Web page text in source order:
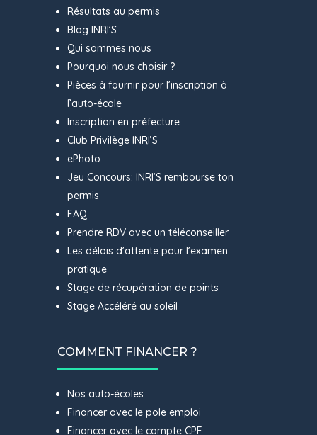
Résultats au permis
Blog INRI’S
Qui sommes nous
Pourquoi nous choisir ?
Pièces à fournir pour l’inscription à
l’auto-école
Inscription en préfecture
Club Privilège INRI’S
ePhoto
Jeu Concours: INRI’S rembourse ton
permis
FAQ
Prendre RDV avec un téléconseiller
Les délais d’attente pour l’examen
pratique
Stage de récupération de points
Stage Accéléré au soleil
COMMENT FINANCER ?
Nos auto-écoles
Financer avec le pole emploi
Financer avec le compte CPF